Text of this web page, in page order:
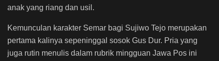
anak yang riang dan usil.
Kemunculan karakter Semar bagi Sujiwo Tejo merupakan
pertama kalinya sepeninggal sosok Gus Dur. Pria yang
juga rutin menulis dalam rubrik mingguan Jawa Pos ini